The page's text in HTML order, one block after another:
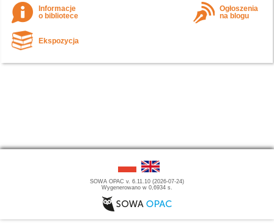
Informacje
o bibliotece
Ogłoszenia
na blogu
Ekspozycja
SOWA OPAC v. 6.11.10 (2026-07-24)
Wygenerowano w 0,6934 s.